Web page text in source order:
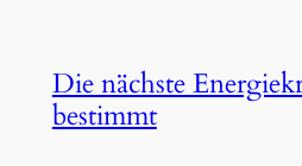
Die nächste
bestimmt